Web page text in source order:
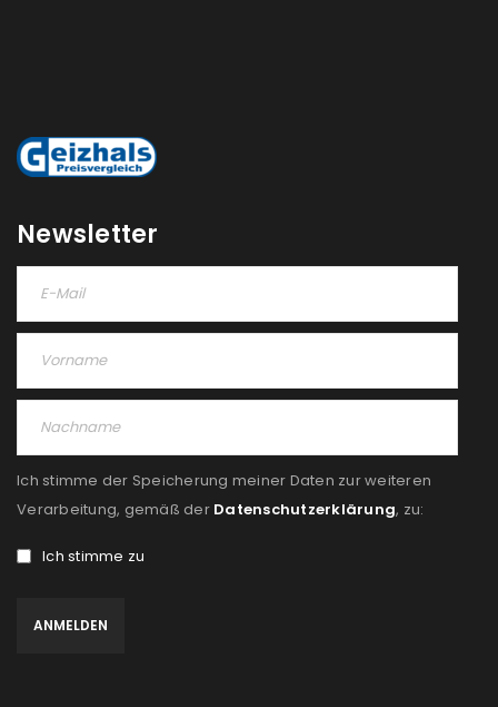
Newsletter
Ich stimme der Speicherung meiner Daten zur weiteren
Verarbeitung, gemäß der Datenschutzerklärung, zu:
Ich stimme zu